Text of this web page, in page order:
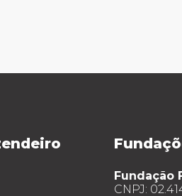
Fundação
CNPJ: